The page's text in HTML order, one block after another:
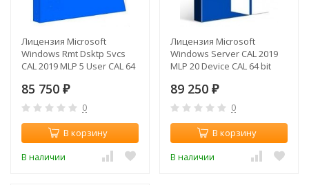
Лицензия Microsoft
Windows Rmt Dsktp Svcs
CAL 2019 MLP 5 User CAL 64
85 750 ₽
0
В корзину
В наличии
Лицензия Microsoft
Windows Server CAL 2019
MLP 20 Device CAL 64 bit
89 250 ₽
0
В корзину
В наличии